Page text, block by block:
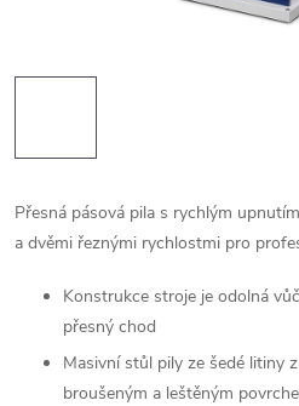
Přesná pásová pila s rychlým
a dvěmi řeznými rychlostmi pro
Konstrukce stroje je odolná
přesný chod
Masivní stůl pily ze šedé litiny
broušeným a leštěným